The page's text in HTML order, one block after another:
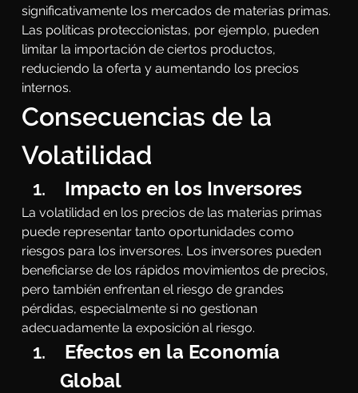
significativamente los mercados de materias primas.
Las políticas proteccionistas, por ejemplo, pueden
limitar la importación de ciertos productos,
reduciendo la oferta y aumentando los precios
internos.
Consecuencias de la
Volatilidad
Impacto en los Inversores
La volatilidad en los precios de las materias primas
puede representar tanto oportunidades como
riesgos para los inversores. Los inversores pueden
beneficiarse de los rápidos movimientos de precios,
pero también enfrentan el riesgo de grandes
pérdidas, especialmente si no gestionan
adecuadamente la exposición al riesgo.
Efectos en la Economía
Global